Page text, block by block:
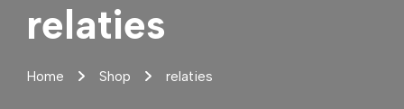
relaties
Home Shop relaties